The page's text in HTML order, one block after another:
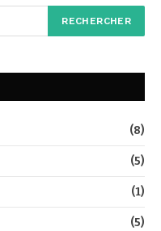
(8)
(5)
(1)
(5)